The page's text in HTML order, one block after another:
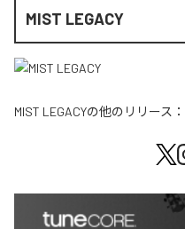
MIST LEGACY
MIST LEGACYの他のリリース：